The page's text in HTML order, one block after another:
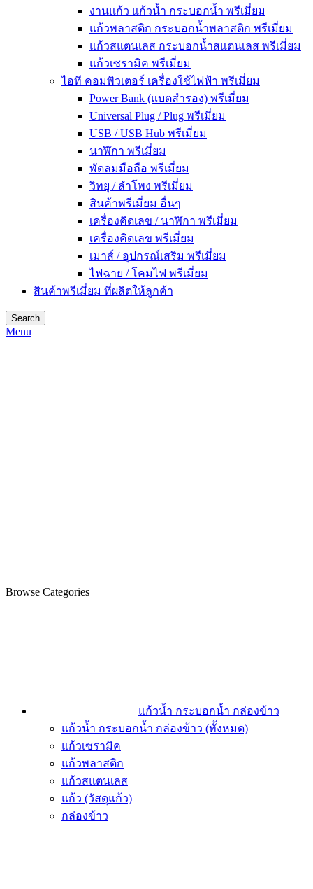
งานแก้ว แก้วน้ำ กระบอกน้ำ พรีเมี่ยม
แก้วพลาสติก กระบอกน้ำพลาสติก พรีเมี่ยม
แก้วสแตนเลส กระบอกน้ำสแตนเลส พรีเมี่ยม
แก้วเซรามิค พรีเมี่ยม
ไอที คอมพิวเตอร์ เครื่องใช้ไฟฟ้า พรีเมี่ยม
Power Bank (แบตสำรอง) พรีเมี่ยม
Universal Plug / Plug พรีเมี่ยม
USB / USB Hub พรีเมี่ยม
นาฬิกา พรีเมี่ยม
พัดลมมือถือ พรีเมี่ยม
วิทยุ / ลำโพง พรีเมี่ยม
สินค้าพรีเมี่ยม อื่นๆ
เครื่องคิดเลข / นาฬิกา พรีเมี่ยม
เครื่องคิดเลข พรีเมี่ยม
เมาส์ / อุปกรณ์เสริม พรีเมี่ยม
ไฟฉาย / โคมไฟ พรีเมี่ยม
สินค้าพรีเมี่ยม ที่ผลิตให้ลูกค้า
Search
Menu
Browse Categories
แก้วน้ำ กระบอกน้ำ กล่องข้าว
แก้วน้ำ กระบอกน้ำ กล่องข้าว (ทั้งหมด)
แก้วเซรามิค
แก้วพลาสติก
แก้วสแตนเลส
แก้ว (วัสดุแก้ว)
กล่องข้าว